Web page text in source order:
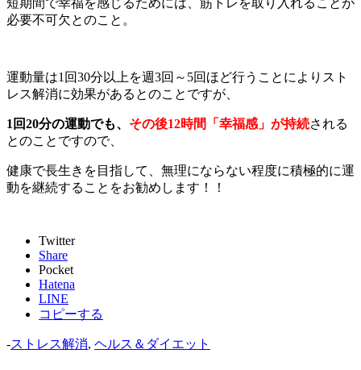
短期間で幸福を感じるためには、筋トレを取り入れることが
必要不可欠とのこと。
運動量は1回30分以上を週3回～5回ほど行うことによりスト
レス解消に効果があるとのことですが、
1回20分の運動でも、 その後12時間「幸福感」が持続される
とのことですので、
健康で長生きを目指して、無理にならない程度に積極的に運
動を継続することをお勧めします！！
Twitter
Share
Pocket
Hatena
LINE
コピーする
-ストレス解消, ヘルス＆ダイエット